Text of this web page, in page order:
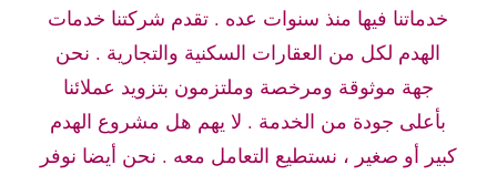
خدماتنا فيها منذ سنوات عده . تقدم شركتنا خدمات
الهدم لكل من العقارات السكنية والتجارية . نحن
جهة موثوقة ومرخصة وملتزمون بتزويد عملائنا
بأعلى جودة من الخدمة . لا يهم هل مشروع الهدم
كبير أو صغير ، نستطيع التعامل معه . نحن أيضا نوفر